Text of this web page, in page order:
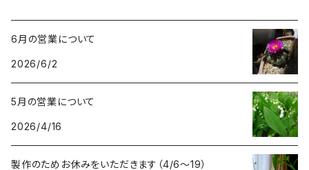
6月の営業について
2026/6/2
5月の営業について
2026/4/16
製作のためお休みをいただきます（4/6〜19）